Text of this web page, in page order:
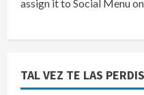
assign it to Social Menu
TAL VEZ TE LAS